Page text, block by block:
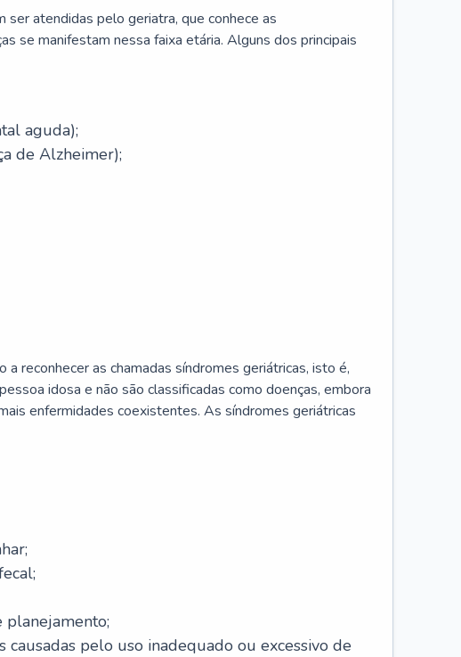
ser atendidas pelo geriatra, que conhece as
se manifestam nessa faixa etária. Alguns dos principais
aguda);
de Alzheimer);
reconhecer as chamadas síndromes geriátricas, isto é,
idosa e não são classificadas como doenças, embora
enfermidades coexistentes. As síndromes geriátricas
planejamento;
causadas pelo uso inadequado ou excessivo de